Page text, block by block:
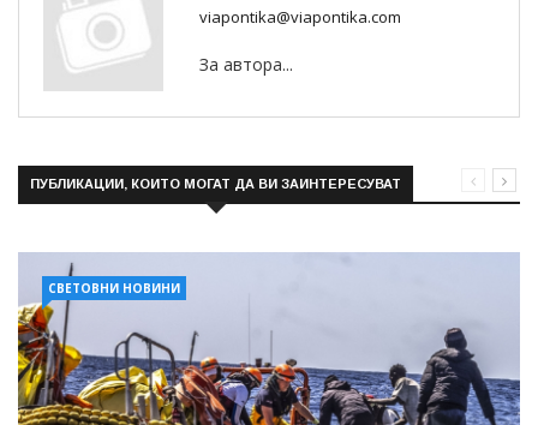
viapontika@viapontika.com
За автора...
ПУБЛИКАЦИИ, КОИТО МОГАТ ДА ВИ ЗАИНТЕРЕСУВАТ
СВЕТОВНИ НОВИНИ